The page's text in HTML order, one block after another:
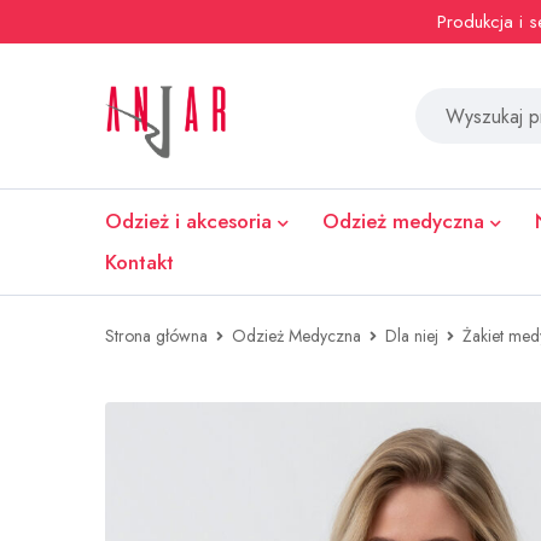
Produkcja i
Odzież i akcesoria Odzież medyczna
Kontakt
Strona główna Odzież Medyczna Dla niej Żakiet